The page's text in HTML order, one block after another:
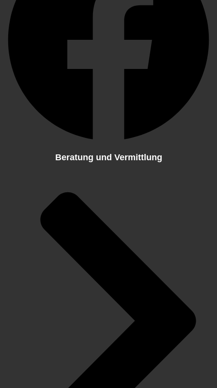
Beratung und Vermittlung